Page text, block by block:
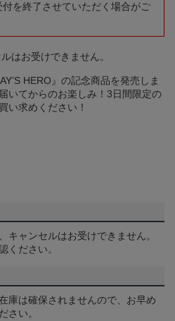
を終了させていただく場合がご
はお受けできません。
HERO』の記念商品を発売しま
いてからのお楽しみ！3日間限定の
い求めください！
キャンセルはお受けできません。
ください。
庫は確保されませんので、お早め
さい。